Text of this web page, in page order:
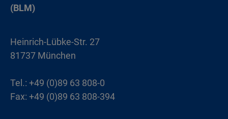
(BLM)
Heinrich-Lübke-Str. 27
81737 München
Tel.: +49 (0)89 63 808-0
Fax: +49 (0)89 63 808-394